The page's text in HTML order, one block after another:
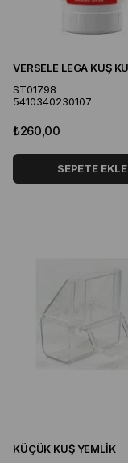
ST01798
5410340230107
₺260,00
SEPETE EKLE
KÜÇÜK KUŞ YEMLİK